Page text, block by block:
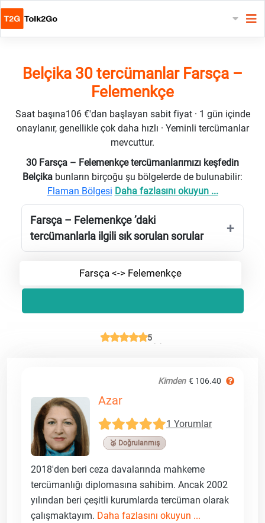
Belçika 30 tercümanlar Farsça –
Felemenkçe
Saat başına106 €'dan başlayan sabit fiyat · 1 gün içinde
onaylanır, genellikle çok daha hızlı · Yeminli tercümanlar
mevcuttur.
30 Farsça – Felemenkçe tercümanlarımızı keşfedin
Belçika bunların birçoğu şu bölgelerde de bulunabilir:
Flaman Bölgesi Daha fazlasını okuyun ...
Farsça – Felemenkçe ’daki
tercümanlarla ilgili sık sorulan sorular
Farsça <-> Felemenkçe
5
Kimden € 106.40
Azar
1 Yorumlar
🥉 Doğrulanmış
2018'den beri ceza davalarında mahkeme
tercümanlığı diplomasına sahibim. Ancak 2002
yılından beri çeşitli kurumlarda tercüman olarak
çalışmaktayım. Daha fazlasını okuyun ...